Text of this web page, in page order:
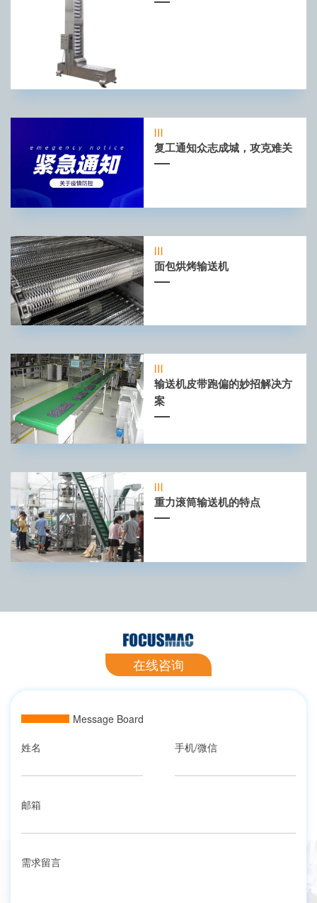
复工通知众志成城，攻克难关
面包烘烤输送机
输送机皮带跑偏的妙招解决方
案
重力滚筒输送机的特点
在线咨询
Message Board
姓名
手机/微信
邮箱
需求留言